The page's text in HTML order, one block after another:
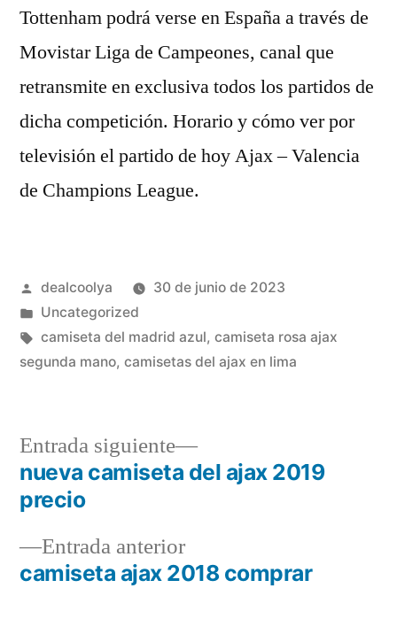
Tottenham podrá verse en España a través de
Movistar Liga de Campeones, canal que
retransmite en exclusiva todos los partidos de
dicha competición. Horario y cómo ver por
televisión el partido de hoy Ajax – Valencia
de Champions League.
Publicado
por
dealcoolya
30 de junio de 2023
Publicado
en
Uncategorized
Etiquetas:
camiseta del madrid azul, camiseta rosa ajax
segunda mano, camisetas del ajax en lima
Navegación
entradas
Entrada anteriorEntrada
anterior:
camiseta ajax 2018 comprar
Entrada siguiente
Entrada
siguiente:
nueva camiseta del ajax 2019
precio